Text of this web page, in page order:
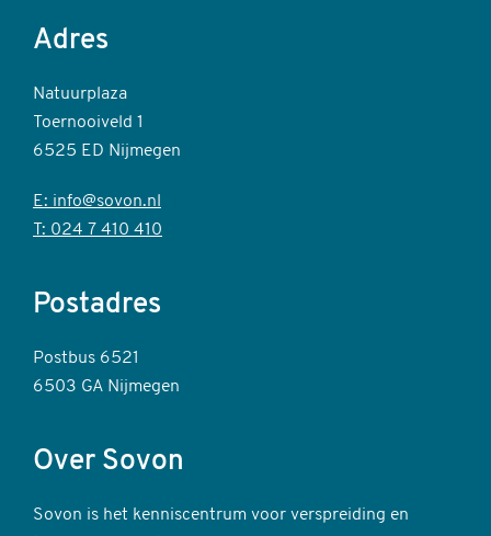
Adres
Natuurplaza
Toernooiveld 1
6525 ED Nijmegen
E: info@sovon.nl
T: 024 7 410 410
Postadres
Postbus 6521
6503 GA Nijmegen
Over Sovon
Sovon is het kenniscentrum voor verspreiding en